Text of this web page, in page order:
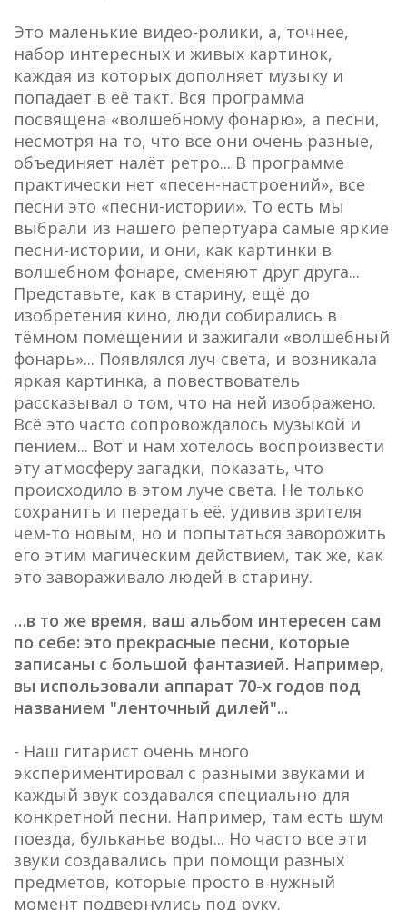
Это маленькие видео-ролики, а, точнее,
набор интересных и живых картинок,
каждая из которых дополняет музыку и
попадает в её такт. Вся программа
посвящена «волшебному фонарю», а песни,
несмотря на то, что все они очень разные,
объединяет налёт ретро... В программе
практически нет «песен-настроений», все
песни это «песни-истории». То есть мы
выбрали из нашего репертуара самые яркие
песни-истории, и они, как картинки в
волшебном фонаре, сменяют друг друга...
Представьте, как в старину, ещё до
изобретения кино, люди собирались в
тёмном помещении и зажигали «волшебный
фонарь»... Появлялся луч света, и возникала
яркая картинка, а повествователь
рассказывал о том, что на ней изображено.
Всё это часто сопровождалось музыкой и
пением... Вот и нам хотелось воспроизвести
эту атмосферу загадки, показать, что
происходило в этом луче света. Не только
сохранить и передать её, удивив зрителя
чем-то новым, но и попытаться заворожить
его этим магическим действием, так же, как
это завораживало людей в старину.
…в то же время, ваш альбом интересен сам
по себе: это прекрасные песни, которые
записаны с большой фантазией. Например,
вы использовали аппарат 70-х годов под
названием "ленточный дилей"...
- Наш гитарист очень много
экспериментировал с разными звуками и
каждый звук создавался специально для
конкретной песни. Например, там есть шум
поезда, бульканье воды... Но часто все эти
звуки создавались при помощи разных
предметов, которые просто в нужный
момент подвернулись под руку.